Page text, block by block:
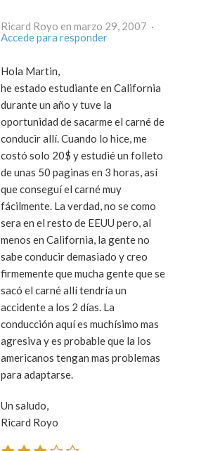
Ricard Royo en marzo 29, 2007 ·
Accede para responder
Hola Martin,
he estado estudiante en California
durante un año y tuve la
oportunidad de sacarme el carné de
conducir allí. Cuando lo hice, me
costó solo 20$ y estudié un folleto
de unas 50 paginas en 3 horas, así
que conseguí el carné muy
fácilmente. La verdad, no se como
sera en el resto de EEUU pero, al
menos en California, la gente no
sabe conducir demasiado y creo
firmemente que mucha gente que se
sacó el carné allí tendría un
accidente a los 2 días. La
conducción aquí es muchísimo mas
agresiva y es probable que la los
americanos tengan mas problemas
para adaptarse.
Un saludo,
Ricard Royo